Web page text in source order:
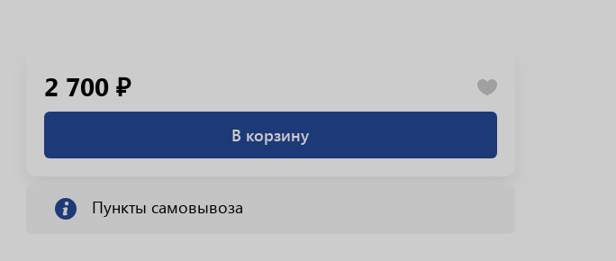
2 700 ₽
В корзину
Пункты самовывоза